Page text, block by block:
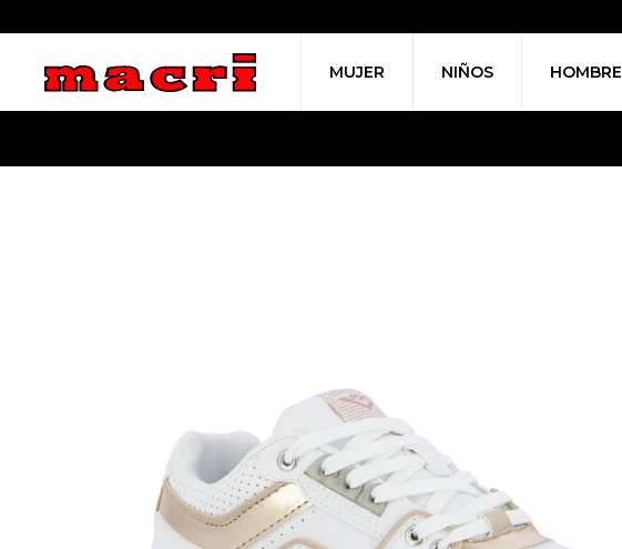
MUJER NIÑOS HOMBRE